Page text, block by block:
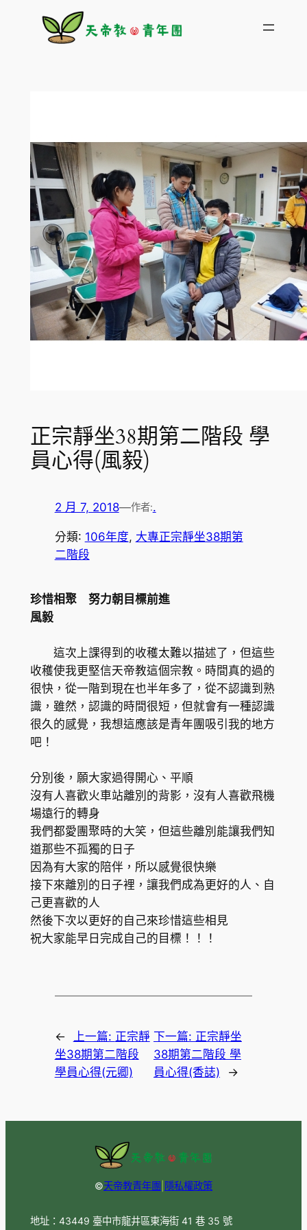
正宗靜坐38期第二階段 學
員心得(風毅)
2 月 7, 2018—作者:.
分類: 106年度, 大專正宗靜坐38期第
二階段
珍惜相聚 努力朝目標前進
風毅
這次上課得到的收穫太難以描述了，但這些
收穫使我更堅信天帝教這個宗教。時間真的過的
很快，從一階到現在也半年多了，從不認識到熟
識，雖然，認識的時間很短，但就會有一種認識
很久的感覺，我想這應該是青年團吸引我的地方
吧！
分別後，願大家過得開心、平順
沒有人喜歡火車站離別的背影，沒有人喜歡飛機
場遠行的轉身
我們都愛團聚時的大笑，但這些離別能讓我們知
道那些不孤獨的日子
因為有大家的陪伴，所以感覺很快樂
接下來離別的日子裡，讓我們成為更好的人、自
己更喜歡的人
然後下次以更好的自己來珍惜這些相見
祝大家能早日完成自己的目標！！！
← 上一篇: 正宗靜
坐38期第二階段
學員心得(元卿)
下一篇: 正宗靜坐
38期第二階段 學
員心得(香誌)
→
©天帝教青年團 隱私權政策
地址：43449 臺中市龍井區東海街 41 巷 35 號